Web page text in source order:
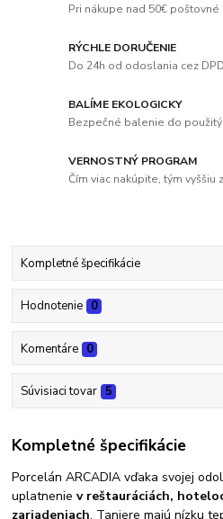
Pri nákupe nad 50€
RÝCHLE DORUČENIE
Do 24h od odoslania cez DPD
BALÍME EKOLOGICKY
Bezpečné balenie do
VERNOSTNÝ PROGRAM
Čím viac nakúpite, tým vyššiu
Kompletné špecifikácie
Hodnotenie 0
Komentáre 0
Súvisiaci tovar 5
Kompletné špecifikácie
Porcelán ARCADIA vďaka svojej
uplatnenie v reštauráciách,
zariadeniach. Taniere majú nízku